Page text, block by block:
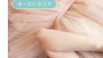
オーストラリア